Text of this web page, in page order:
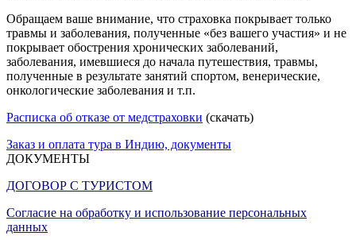
Обращаем ваше внимание, что страховка покрывает только
травмы и заболевания, полученные «без вашего участия» и не
покрывает обострения хронических заболеваний,
заболевания, имевшиеся до начала путешествия, травмы,
полученные в результате занятий спортом, венерические,
онкологические заболевания и т.п.
Расписка об отказе от медстраховки (скачать)
Заказ и оплата тура в Индию, документы
ДОКУМЕНТЫ
ДОГОВОР С ТУРИСТОМ
Согласие на обработку и использование персональных
данных